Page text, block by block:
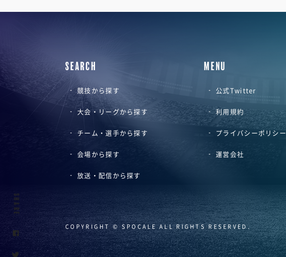
SEARCH
競技から探す
大会・リーグから探す
チーム・選手から探す
会場から探す
放送・配信から探す
MENU
公式Twitter
利用規約
プライバシーポリシー
運営会社
COPYRIGHT © SPOCALE ALL RIGHTS RESERVED.
SHARE